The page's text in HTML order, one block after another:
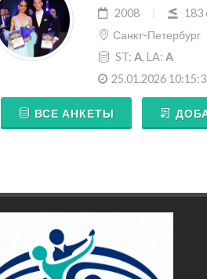
2008
183
Санкт-Петербург
ST:A, LA:A
25.01.2026
ВСЕ АНКЕТЫ